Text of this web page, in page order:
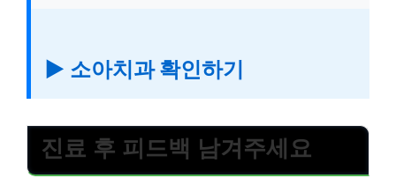
▶ 소아치과 확인하기
진료 후 피드백 남겨주세요